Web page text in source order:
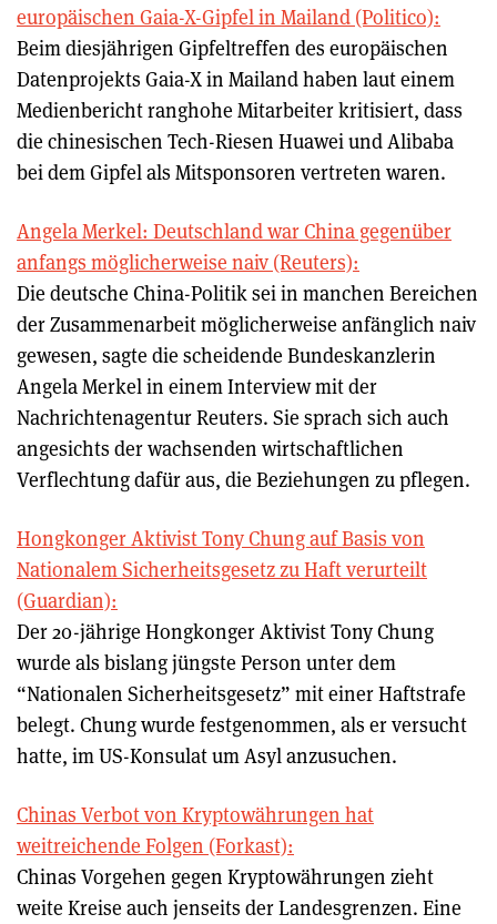
europäischen Gaia-X-Gipfel in Mailand (Politico):
Beim diesjährigen Gipfeltreffen des europäischen
Datenprojekts Gaia-X in Mailand haben laut einem
Medienbericht ranghohe Mitarbeiter kritisiert, dass
die chinesischen Tech-Riesen Huawei und Alibaba
bei dem Gipfel als Mitsponsoren vertreten waren.
Angela Merkel: Deutschland war China gegenüber
anfangs möglicherweise naiv (Reuters):
Die deutsche China-Politik sei in manchen Bereichen
der Zusammenarbeit möglicherweise anfänglich naiv
gewesen, sagte die scheidende Bundeskanzlerin
Angela Merkel in einem Interview mit der
Nachrichtenagentur Reuters. Sie sprach sich auch
angesichts der wachsenden wirtschaftlichen
Verflechtung dafür aus, die Beziehungen zu pflegen.
Hongkonger Aktivist Tony Chung auf Basis von
Nationalem Sicherheitsgesetz zu Haft verurteilt
(Guardian):
Der 20-jährige Hongkonger Aktivist Tony Chung
wurde als bislang jüngste Person unter dem
“Nationalen Sicherheitsgesetz” mit einer Haftstrafe
belegt. Chung wurde festgenommen, als er versucht
hatte, im US-Konsulat um Asyl anzusuchen.
Chinas Verbot von Kryptowährungen hat
weitreichende Folgen (Forkast):
Chinas Vorgehen gegen Kryptowährungen zieht
weite Kreise auch jenseits der Landesgrenzen. Eine